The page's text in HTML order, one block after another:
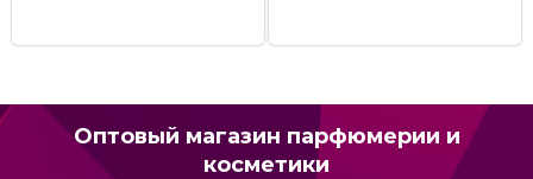
Оптовый магазин парфюмерии и
косметики